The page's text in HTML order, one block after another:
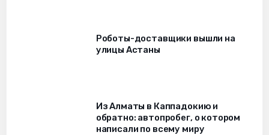
Роботы-доставщики вышли на
улицы Астаны
Из Алматы в Каппадокию и
обратно: автопробег, о котором
написали по всему миру